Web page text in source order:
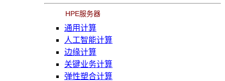
HPE服务器
通用计算
人工智能计算
边缘计算
关键业务计算
弹性塑合计算